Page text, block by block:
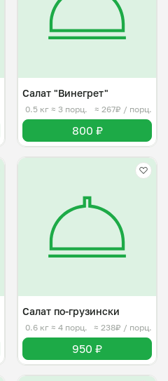
Салат "Винегрет"
0.5 кг ≈ 3 порц. ≈ 267₽ / порц.
800 ₽
Салат по-грузински
0.6 кг ≈ 4 порц. ≈ 238₽ / порц.
950 ₽